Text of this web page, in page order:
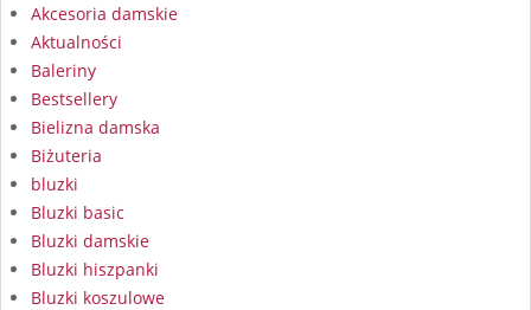
Akcesoria damskie
Aktualności
Baleriny
Bestsellery
Bielizna damska
Biżuteria
bluzki
Bluzki basic
Bluzki damskie
Bluzki hiszpanki
Bluzki koszulowe